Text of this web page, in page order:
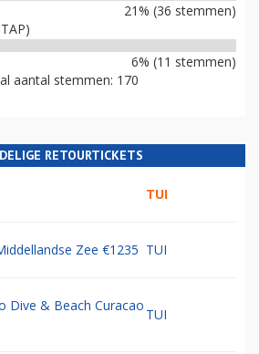
21% (36 stemmen)
6% (11 stemmen)
aantal stemmen: 170
RETOURTICKETS
TUI
Zee €1235 TUI
Dive & Beach Curacao
TUI